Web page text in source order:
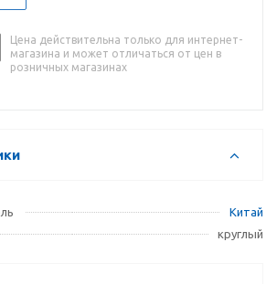
Цена действительна только для интернет-
магазина и может отличаться от цен в
розничных магазинах
Китай
круглый